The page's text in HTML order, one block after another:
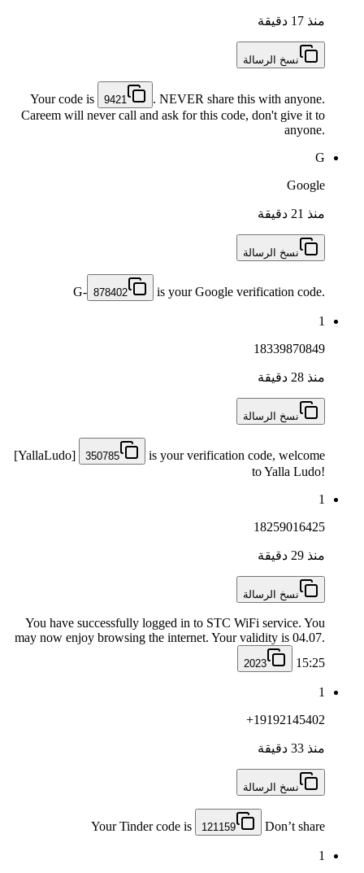
منذ 17 دقيقة
نسخ الرسالة
Your code is 9421
. NEVER share this with anyone.
Careem will never call and ask for this code, don't give it to
anyone.
G
Google
منذ 21 دقيقة
نسخ الرسالة
G- 878402 is your Google verification code.
1
18339870849
منذ 28 دقيقة
نسخ الرسالة
[YallaLudo] 350785
is your verification code, welcome
to Yalla Ludo!
1
18259016425
منذ 29 دقيقة
نسخ الرسالة
You have successfully logged in to STC WiFi service. You
may now enjoy browsing the internet. Your validity is 04.07.
2023 15:25
1
+19192145402
منذ 33 دقيقة
نسخ الرسالة
Your Tinder code is 121159 Don’t share
1